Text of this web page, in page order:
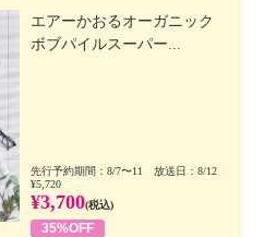
エアーかおるオーガニック
ボブパイルスーパー...
先行予約期間：8/7〜11 放送日：8/12
¥5,720
¥3,700(税込)
35%OFF